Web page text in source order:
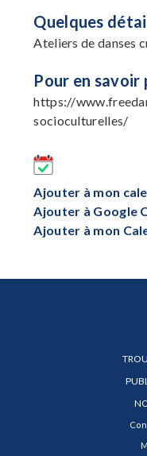
Quelques
Ateliers de danses
Pour en savoir
https://
socioculturelles/
Ajouter à mon
Ajouter à Google
Ajouter à mon